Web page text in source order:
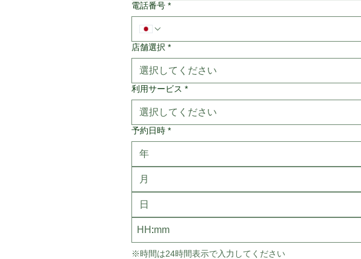
電話番号 *
店舗選択 *
選択してください
利用サービス *
選択してください
予約日時 *
月
:
※時間は24時間表示で入力してください